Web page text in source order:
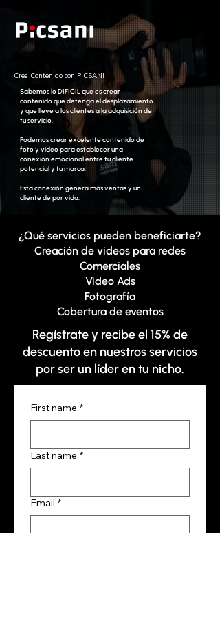
Crea Contenido con PICSANI
Sabemos lo DIFÍCIL que es crear
contenido que detenga el desplazamiento
y que lleve a los clientes a la adquisición de
tu servicio.
Podemos crear excelente contenido de
foto y video para establecer una
conexión emocional entre tu cliente
potencial y tu marca.
Esta conexión genera más ventas y un
cliente de por vida.
¿Qué servicios pueden beneficiarte?
Creación de videos para redes
Comerciales
Video Ads
Fotografía
Cobertura de eventos
Regístrate y recibe el 15% de
descuento en nuestros servicios
por ser un líder en tu nicho.
First name *
Last name *
Email *